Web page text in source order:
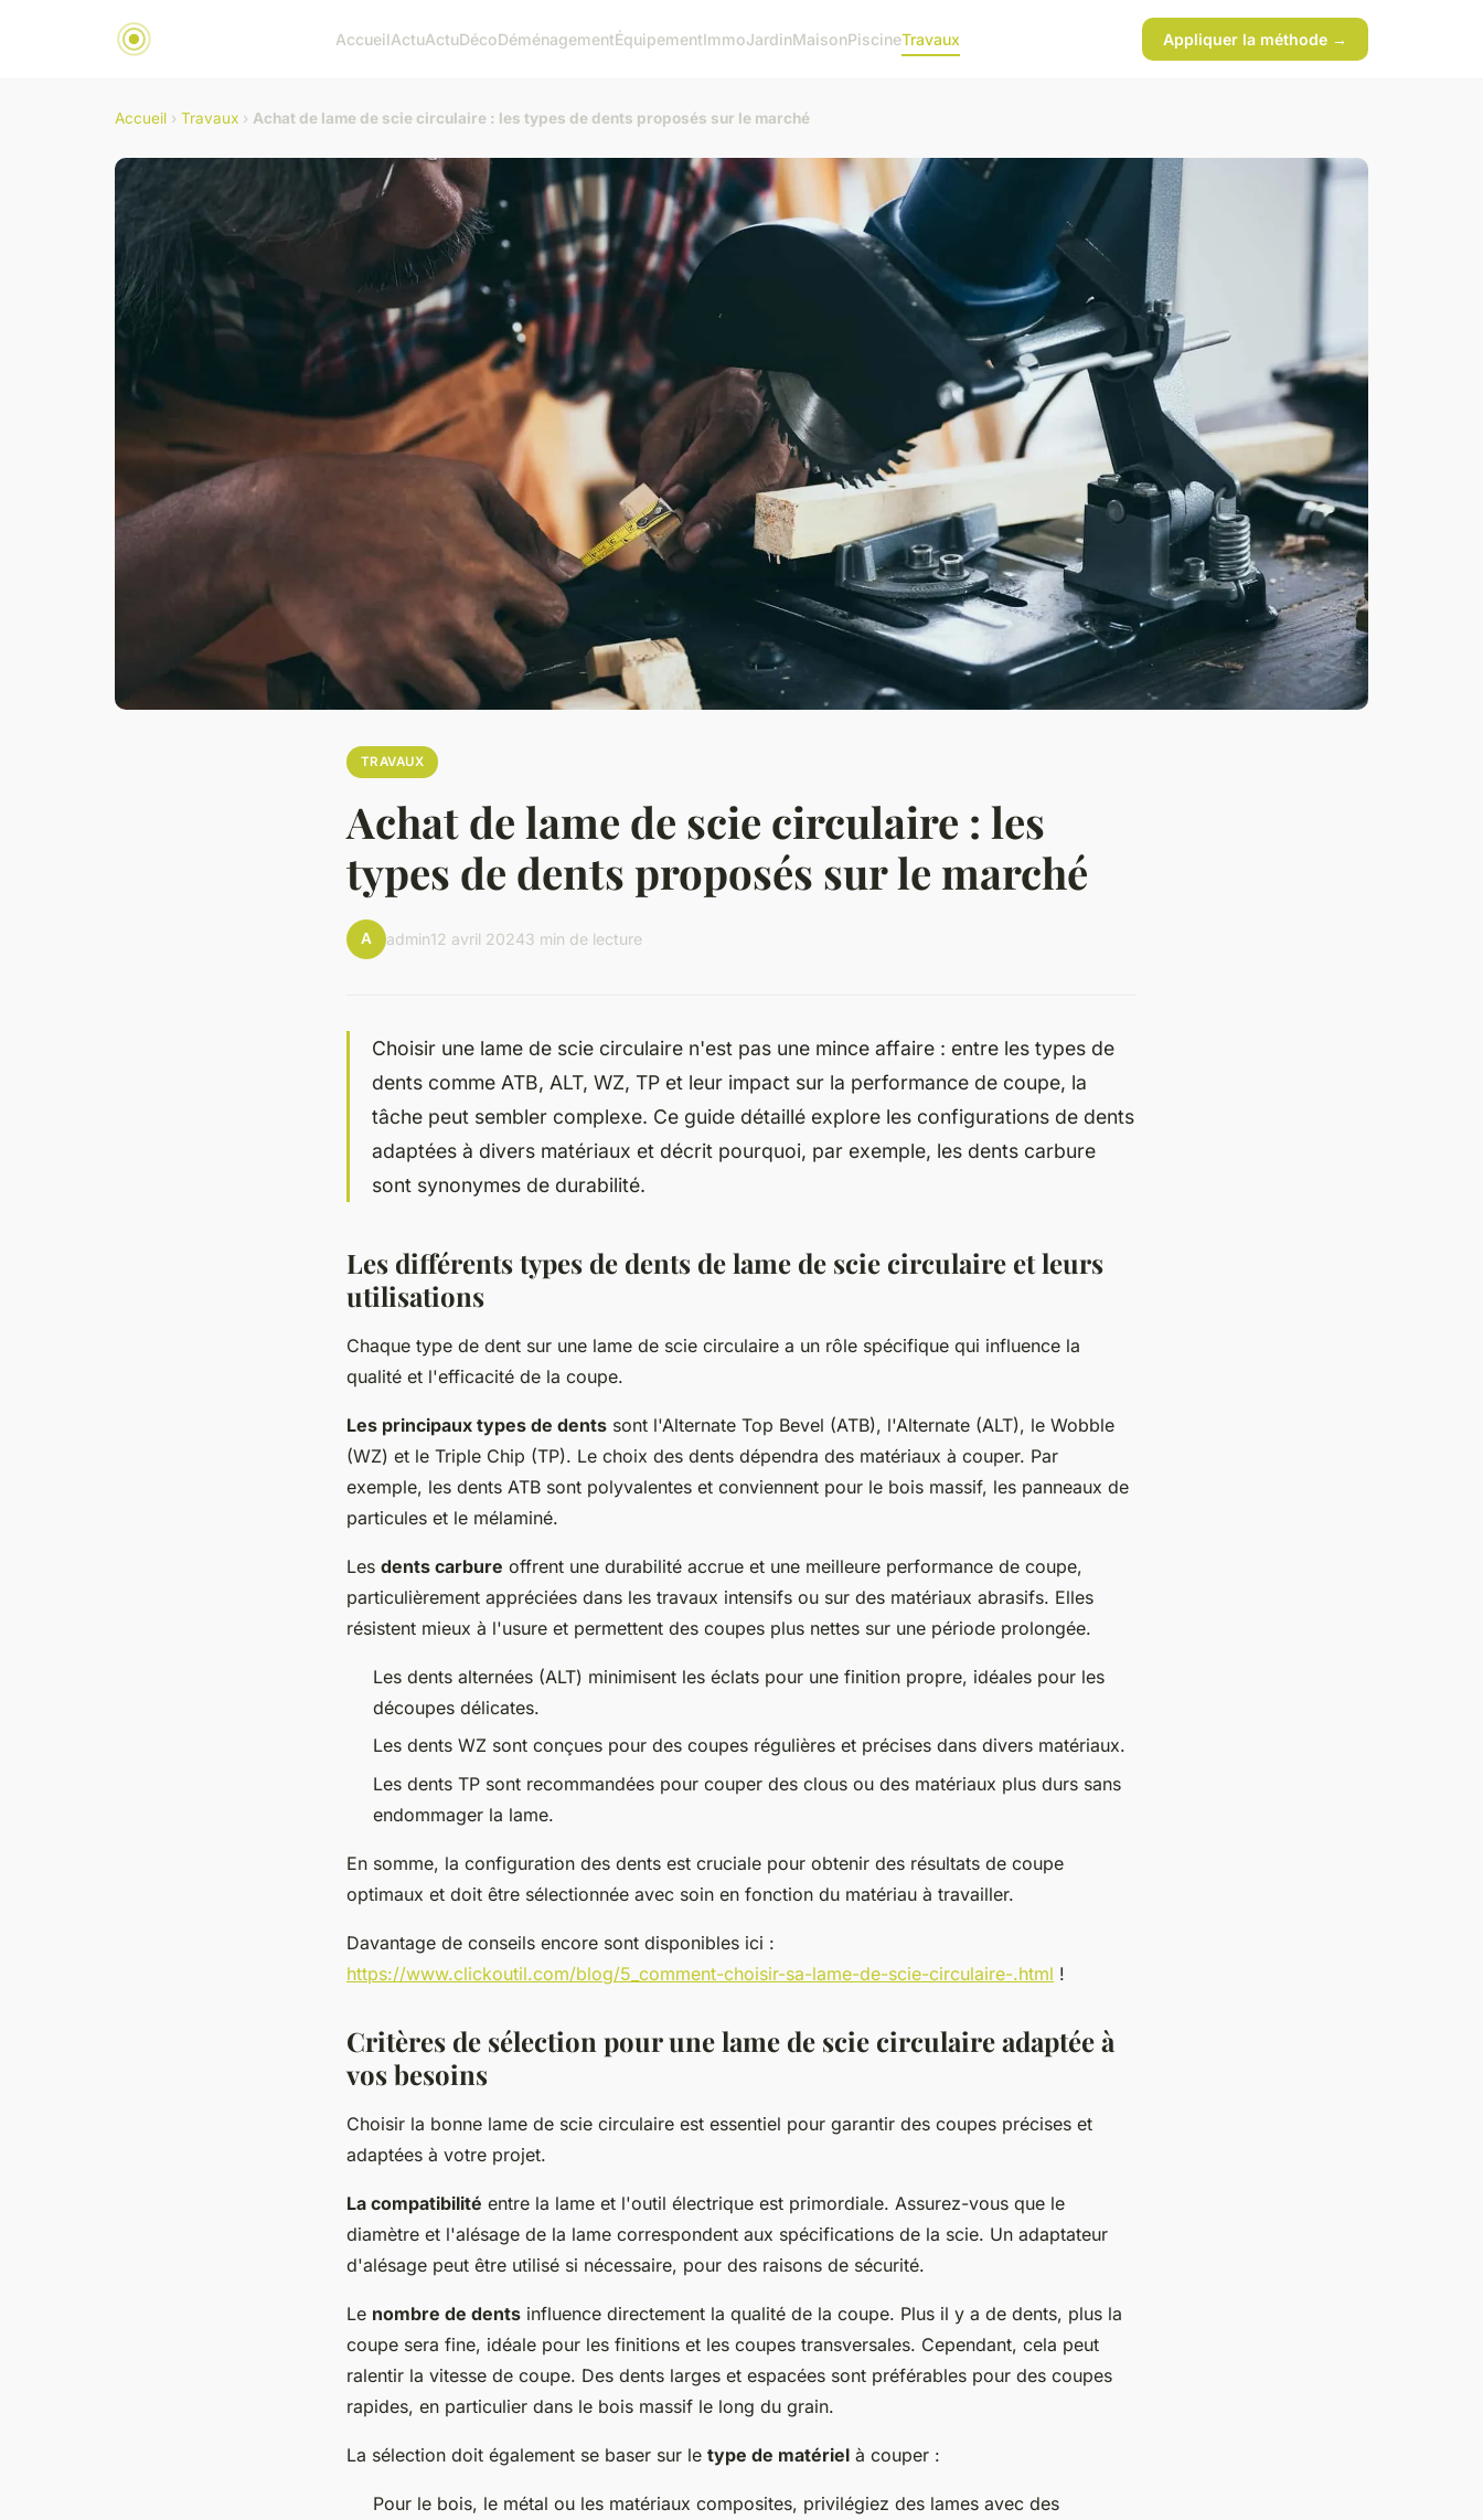
AccueilActuActuDécoDéménagementÉquipementImmoJardinMaisonPiscineTravaux Appliquer la méthode →
Accueil › Travaux › Achat de lame de scie circulaire : les types de dents proposés sur le marché
TRAVAUX
Achat de lame de scie circulaire : les
types de dents proposés sur le marché
A admin12 avril 20243 min de lecture
Choisir une lame de scie circulaire n'est pas une mince affaire : entre les types de
dents comme ATB, ALT, WZ, TP et leur impact sur la performance de coupe, la
tâche peut sembler complexe. Ce guide détaillé explore les configurations de dents
adaptées à divers matériaux et décrit pourquoi, par exemple, les dents carbure
sont synonymes de durabilité.
Les différents types de dents de lame de scie circulaire et leurs
utilisations
Chaque type de dent sur une lame de scie circulaire a un rôle spécifique qui influence la
qualité et l'efficacité de la coupe.
Les principaux types de dents sont l'Alternate Top Bevel (ATB), l'Alternate (ALT), le Wobble
(WZ) et le Triple Chip (TP). Le choix des dents dépendra des matériaux à couper. Par
exemple, les dents ATB sont polyvalentes et conviennent pour le bois massif, les panneaux de
particules et le mélaminé.
Les dents carbure offrent une durabilité accrue et une meilleure performance de coupe,
particulièrement appréciées dans les travaux intensifs ou sur des matériaux abrasifs. Elles
résistent mieux à l'usure et permettent des coupes plus nettes sur une période prolongée.
Les dents alternées (ALT) minimisent les éclats pour une finition propre, idéales pour les
découpes délicates.
Les dents WZ sont conçues pour des coupes régulières et précises dans divers matériaux.
Les dents TP sont recommandées pour couper des clous ou des matériaux plus durs sans
endommager la lame.
En somme, la configuration des dents est cruciale pour obtenir des résultats de coupe
optimaux et doit être sélectionnée avec soin en fonction du matériau à travailler.
Davantage de conseils encore sont disponibles ici :
https://www.clickoutil.com/blog/5_comment-choisir-sa-lame-de-scie-circulaire-.html !
Critères de sélection pour une lame de scie circulaire adaptée à
vos besoins
Choisir la bonne lame de scie circulaire est essentiel pour garantir des coupes précises et
adaptées à votre projet.
La compatibilité entre la lame et l'outil électrique est primordiale. Assurez-vous que le
diamètre et l'alésage de la lame correspondent aux spécifications de la scie. Un adaptateur
d'alésage peut être utilisé si nécessaire, pour des raisons de sécurité.
Le nombre de dents influence directement la qualité de la coupe. Plus il y a de dents, plus la
coupe sera fine, idéale pour les finitions et les coupes transversales. Cependant, cela peut
ralentir la vitesse de coupe. Des dents larges et espacées sont préférables pour des coupes
rapides, en particulier dans le bois massif le long du grain.
La sélection doit également se baser sur le type de matériel à couper :
Pour le bois, le métal ou les matériaux composites, privilégiez des lames avec des